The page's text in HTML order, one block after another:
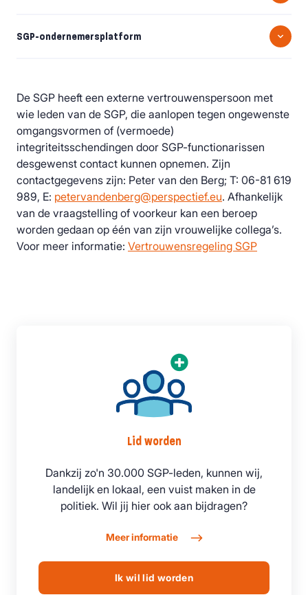
SGP-ondernemersplatform
De SGP heeft een externe vertrouwenspersoon met
wie leden van de SGP, die aanlopen tegen ongewenste
omgangsvormen of (vermoede)
integriteitsschendingen door SGP-functionarissen
desgewenst contact kunnen opnemen. Zijn
contactgegevens zijn: Peter van den Berg; T: 06-81 619
989, E: petervandenberg@perspectief.eu. Afhankelijk
van de vraagstelling of voorkeur kan een beroep
worden gedaan op één van zijn vrouwelijke collega’s.
Voor meer informatie: Vertrouwensregeling SGP
Lid worden
Dankzij zo'n 30.000 SGP-leden, kunnen wij,
landelijk en lokaal, een vuist maken in de
politiek. Wil jij hier ook aan bijdragen?
Meer informatie
Ik wil lid worden